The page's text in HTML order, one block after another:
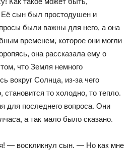
сын был простодушен и
были важны для него, а она
временем, которое они могли
она рассказала ему о
что Земля немного
вокруг Солнца, из-за чего
становится то холодно, то тепло.
для последнего вопроса. Они
а так мало было сказано.
— воскликнул сын. — Но как мне